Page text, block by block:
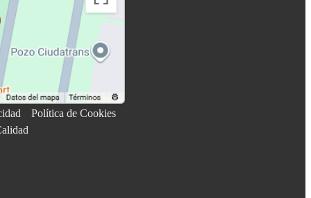
Política de Cookies